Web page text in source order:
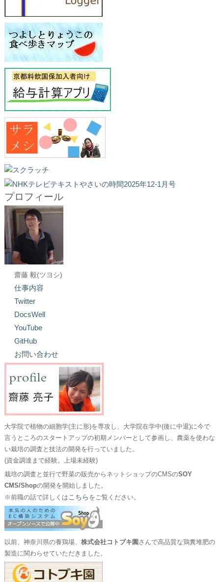
プロフィール
齋藤 毅(ツヨシ)
仕事内容
Twitter
DocsWell
YouTube
GitHub
お問い合わせ
大学院で植物の細胞学(主に形)を専攻し、大学院在学中(後に中退)に今で
言うところのスタートアップの初期メンバーとして参画し、農薬を使わな
い栽培の調査と技法の開発を行っていました。
(資金調達まで経験。上場未経験)
栽培の調査と並行で野菜の販売からネットショップのCMSのSOY
CMS/Shopの開発を開始しました。
※前職の話で詳しくは こちら をご覧ください。
以前、神奈川県の養鶏場、 株式会社コトブキ園 さんで高品質な鶏糞堆肥の
製造に関わらせていただきました。